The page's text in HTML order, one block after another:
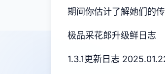
期间你估计了解她们的
极品采花郎升级鲜日志
1.3.1更新日志